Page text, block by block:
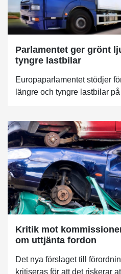
Parlamentet ger grönt
tyngre lastbilar
Europaparlamentet stödjer
längre och tyngre lastbilar
Kritik mot
om uttjänta fordon
Det nya förslaget till
kritiseras för att det riskerar